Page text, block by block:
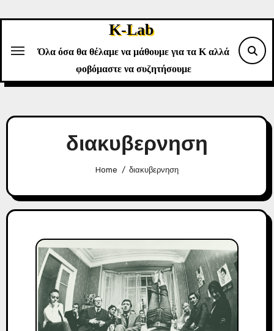
K-Lab
Όλα όσα θα θέλαμε να μάθουμε για τα Κ αλλά
φοβόμαστε να συζητήσουμε
διακυβερνηση
Home διακυβερνηση